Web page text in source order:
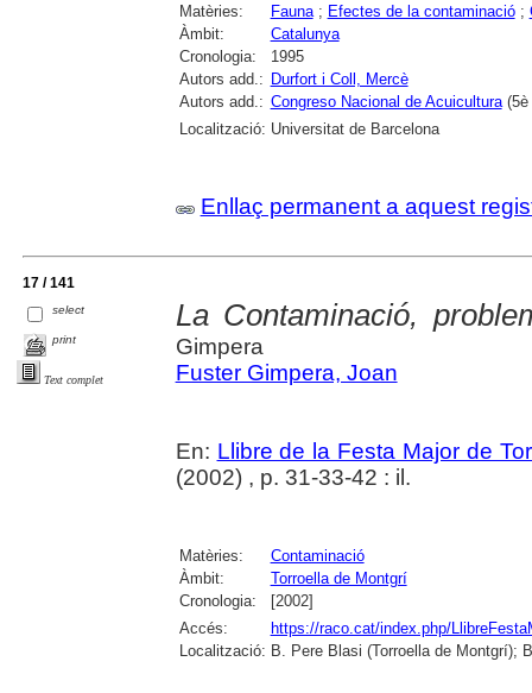
Matèries: Fauna; Efectes de la contaminació;
Àmbit:
Catalunya
Cronologia:
1995
Autors add.: Durfort i Coll, Mercè
Autors add.: Congreso Nacional de Acuicultura(5è
Localització: Universitat de Barcelona
Enllaç permanent a aquest
17 / 141
select
print
Text complet
La Contaminació,
Gimpera
Fuster Gimpera, Joan
En: Llibre de la Festa Major de
(2002) , p. 31-33-42 : il.
Matèries:
Contaminació
Àmbit:
Torroella de Montgrí
Cronologia:
[2002]
Accés:
https://raco.cat/index.php/
Localització: B. Pere Blasi (Torroella de Montgrí);